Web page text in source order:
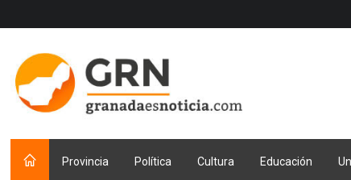
Provincia Política Cultura Educación